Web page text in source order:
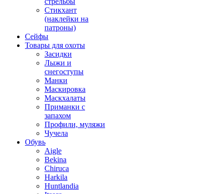
Стикхант
(наклейки на
патроны)
Сейфы
Товары для охоты
Засидки
Лыжи и
снегоступы
Манки
Маскировка
Маскхалаты
Приманки с
запахом
Профили, муляжи
Чучела
Обувь
Aigle
Bekina
Chiruсa
Harkila
Huntlandia